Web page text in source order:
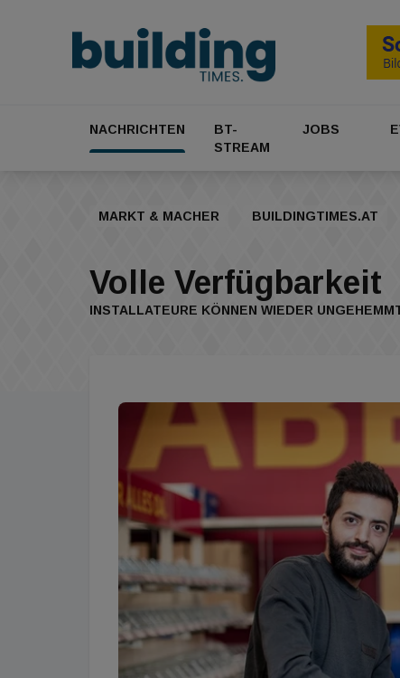
NACHRICHTEN
BT-
STREAM
JOBS
MARKT & MACHER BUILDINGTIMES.AT
Volle Verfügbarkeit
INSTALLATEURE KÖNNEN WIEDER